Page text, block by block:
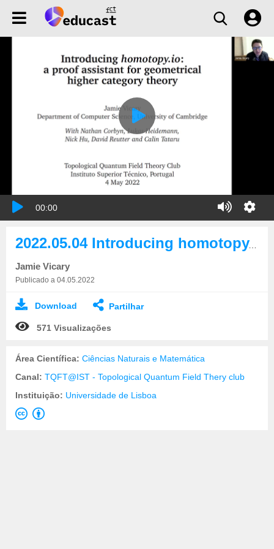
00:00
2022.05.04 Introducing homotopy.io: A proof assistant for geometrical higher category theory
Jamie Vicary
Publicado a 04.05.2022
Download Partilhar
571 Visualizações
Área Científica: Ciências Naturais e Matemática
Canal: TQFT@IST - Topological Quantum Field Thery club
Instituição: Universidade de Lisboa